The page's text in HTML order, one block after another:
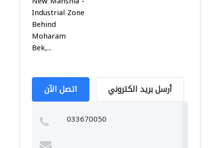
Industrial Zone
Behind
Moharam
Bek,...
اتصل الآن أرسل بريد الكتروني
033670050